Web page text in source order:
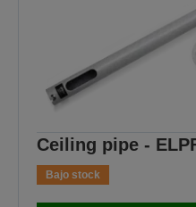
Ceiling pipe -
Bajo stock